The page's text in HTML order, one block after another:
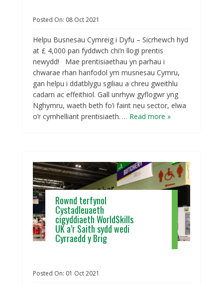
Posted On: 08 Oct2021
Helpu Busnesau Cymreig i Dyfu – Sicrhewch hyd
at £ 4,000 pan fyddwch chi’n llogi prentis
newydd! Mae prentisiaethau yn parhau i
chwarae rhan hanfodol ym musnesau Cymru,
gan helpu i ddatblygu sgiliau a chreu gweithlu
cadarn ac effeithiol. Gall unrhyw gyflogwr yng
Nghymru, waeth beth fo’i faint neu sector, elwa
o’r cymhelliant prentisiaeth. … Read more »
Rownd terfynol
Cystadleuaeth
cigyddiaeth WorldSkills
UK a’r Saith sydd wedi
Cyrraedd y Brig
Posted On: 01 Oct2021